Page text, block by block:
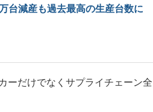
グローバル設計・開発
台減産も過去最高の生産台数に
ーだけでなくサプライチェーン全